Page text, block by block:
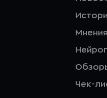
Мнения
Чек-